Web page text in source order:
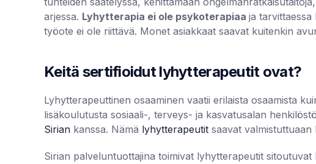
arjessa. Lyhytterapia ei ole psykoterapiaa ja
työote ei ole riittävä. Monet asiakkaat saavat kuitenkin
Keitä sertifioidut lyhytterapeutit ovat?
Lyhytterapeuttinen osaaminen vaatii erilaista osaamista
lisäkoulutusta sosiaali-, terveys- ja kasvatusalan
Sirian kanssa. Nämä lyhytterapeutit saavat
Sirian palveluntuottajina toimivat lyhytterapeutit